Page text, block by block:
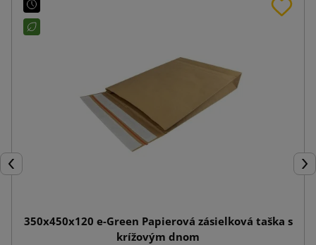
Späť
350x450x120 e-Green Papierová zásielková taška s
krížovým dnom